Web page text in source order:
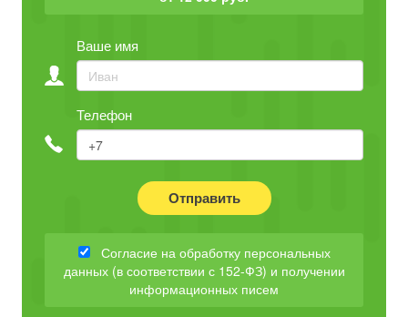
Ваше имя
Телефон
Отправить
Согласие на обработку персональных
данных (в соответствии с 152-ФЗ) и получении
информационных писем